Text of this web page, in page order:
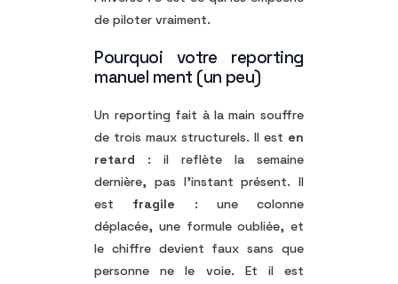
de piloter vraiment.
Pourquoi votre reporting
manuel ment (un peu)
Un reporting fait à la main souffre
de trois maux structurels. Il est en
retard : il reflète la semaine
dernière, pas l’instant présent. Il
est fragile : une colonne
déplacée, une formule oubliée, et
le chiffre devient faux sans que
personne ne le voie. Et il est